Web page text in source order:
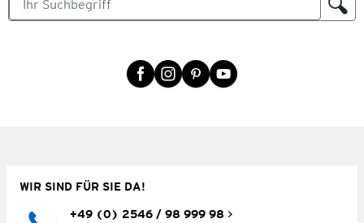
WIR SIND FÜR SIE DA!
+49 (0) 2546 / 98 999 98